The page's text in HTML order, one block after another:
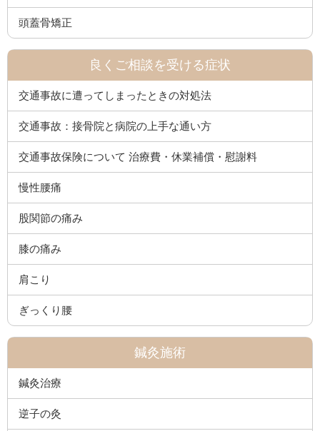
頭蓋骨矯正
良くご相談を受ける症状
交通事故に遭ってしまったときの対処法
交通事故：接骨院と病院の上手な通い方
交通事故保険について 治療費・休業補償・慰謝料
慢性腰痛
股関節の痛み
膝の痛み
肩こり
ぎっくり腰
鍼灸施術
鍼灸治療
逆子の灸